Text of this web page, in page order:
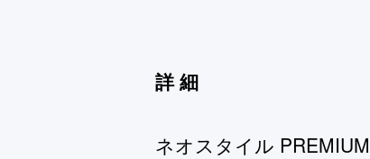
詳細
ネオスタイル